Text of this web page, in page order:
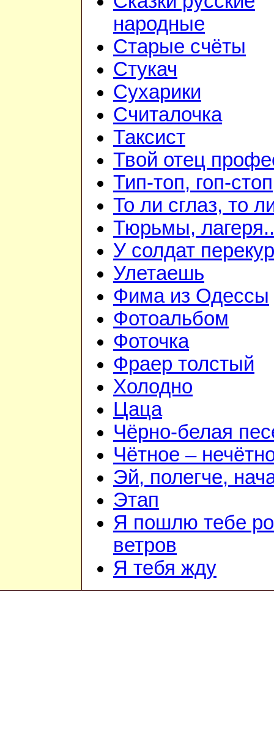
народные
Старые счёты
Стукач
Сухарики
Считалочка
Таксист
Твой отец
Тип-топ, гоп-стоп
То ли сглаз, то
Тюрьмы,
У солдат перекур
Улетаешь
Фима из Одессы
Фотоальбом
Фоточка
Фраер толстый
Холодно
Цаца
Чёрно-белая
Чётное –
Эй, полегче,
Этап
Я пошлю тебе
ветров
Я тебя жду